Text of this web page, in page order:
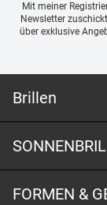
Mit meiner
Newsletter
über exklusive
Brillen
FORMEN &